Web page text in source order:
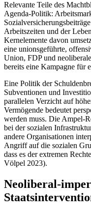
Relevante Teile des
Agenda-Politik:
Arbeitszeiten und der
Kernelemente davon
eine unionsgeführte,
Union, FDP und
bereits eine Kampagne für
Eine Politik der
Subventionen und
parallelen Verzicht auf
Vermögende bedeutet
werden muss. Die Ampel-
bei der sozialen
andere Organisationen
Angriff auf die sozialen
dass es der extremen
Völpel 2023).
Neoliberal-